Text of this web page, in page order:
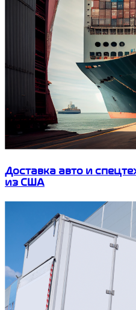
Доставка авто и
из США